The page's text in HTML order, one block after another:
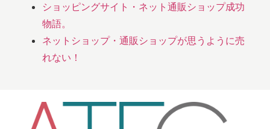
ショッピングサイト・ネット通販ショップ成功
物語。
ネットショップ・通販ショップが思うように売
れない！